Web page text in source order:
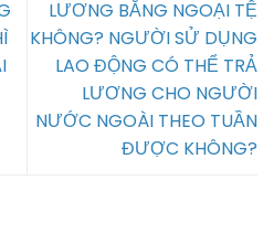
LƯƠNG BẰNG NGOẠI TỆ
KHÔNG? NGƯỜI SỬ DỤNG
LAO ĐỘNG CÓ THỂ TRẢ
LƯƠNG CHO NGƯỜI
NƯỚC NGOÀI THEO TUẦN
ĐƯỢC KHÔNG?